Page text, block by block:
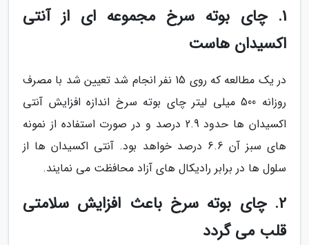
1. چای بوته سرخ مجموعه ای از آنتی
اکسیدان هاست
در یک مطالعه که روی 15 نفر انجام شد تعیین شد با مصرف
روزانه 500 میلی لیتر چای بوته سرخ اندازه افزایش آنتی
اکسیدان ها حدود 2.9 درصد و در صورت استفاده از نمونه
های سبز آن 6.6 درصد خواهد بود. آنتی اکسیدان ها از
سلول ها در برابر رادیکال های آزاد محافظت می نمایند.
2. چای بوته سرخ باعث افزایش سلامتی
قلب می گردد